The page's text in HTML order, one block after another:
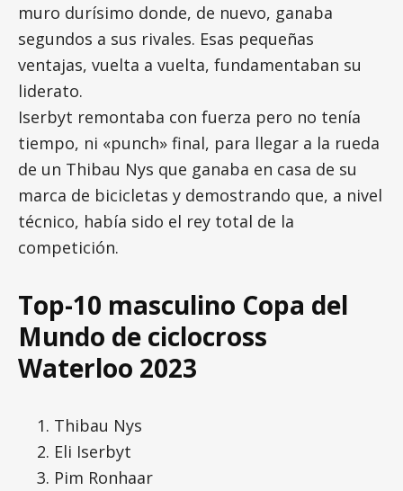
muro durísimo donde, de nuevo, ganaba
segundos a sus rivales. Esas pequeñas
ventajas, vuelta a vuelta, fundamentaban su
liderato.
Iserbyt remontaba con fuerza pero no tenía
tiempo, ni «punch» final, para llegar a la rueda
de un Thibau Nys que ganaba en casa de su
marca de bicicletas y demostrando que, a nivel
técnico, había sido el rey total de la
competición.
Top-10 masculino Copa del
Mundo de ciclocross
Waterloo 2023
Thibau Nys
Eli Iserbyt
Pim Ronhaar